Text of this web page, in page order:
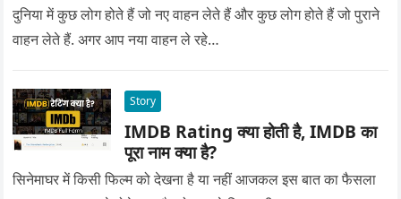
दुनिया में कुछ लोग होते हैं जो नए वाहन लेते हैं और कुछ लोग होते हैं जो पुराने
वाहन लेते हैं. अगर आप नया वाहन ले रहे…
Story
IMDB Rating क्या होती है, IMDB का
पूरा नाम क्या है?
सिनेमाघर में किसी फिल्म को देखना है या नहीं आजकल इस बात का फैसला